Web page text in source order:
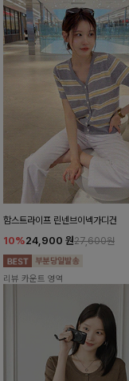
함스트라이프 린넨브이넥가디건
10%24,900 원27,600원
리뷰 카운트 영역